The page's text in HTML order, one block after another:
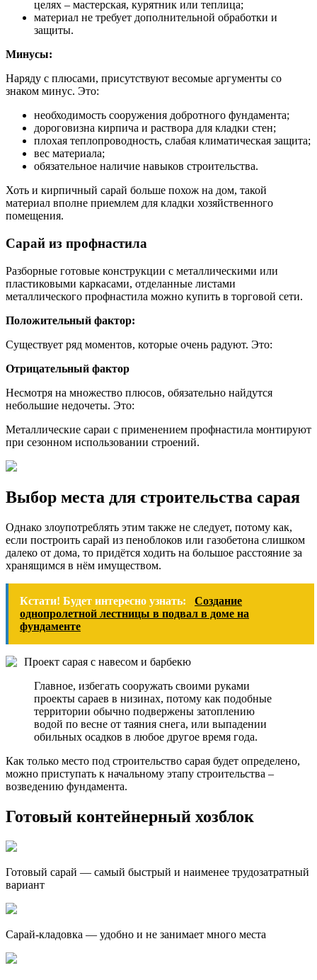
целях – мастерская, курятник или теплица;
материал не требует дополнительной обработки и
защиты.
Минусы:
Наряду с плюсами, присутствуют весомые аргументы со
знаком минус. Это:
необходимость сооружения добротного фундамента;
дороговизна кирпича и раствора для кладки стен;
плохая теплопроводность, слабая климатическая защита;
вес материала;
обязательное наличие навыков строительства.
Хоть и кирпичный сарай больше похож на дом, такой
материал вполне приемлем для кладки хозяйственного
помещения.
Сарай из профнастила
Разборные готовые конструкции с металлическими или
пластиковыми каркасами, отделанные листами
металлического профнастила можно купить в торговой сети.
Положительный фактор:
Существует ряд моментов, которые очень радуют. Это:
Отрицательный фактор
Несмотря на множество плюсов, обязательно найдутся
небольшие недочеты. Это:
Металлические сараи с применением профнастила монтируют
при сезонном использовании строений.
Выбор места для строительства сарая
Однако злоупотреблять этим также не следует, потому как,
если построить сарай из пеноблоков или газобетона слишком
далеко от дома, то придётся ходить на большое расстояние за
хранящимся в нём имуществом.
Кстати! Будет интересно узнать:
Создание
однопролетной лестницы в подвал в доме на
фундаменте
Проект сарая с навесом и барбекю
Главное, избегать сооружать своими руками
проекты сараев в низинах, потому как подобные
территории обычно подвержены затоплению
водой по весне от таяния снега, или выпадении
обильных осадков в любое другое время года.
Как только место под строительство сарая будет определено,
можно приступать к начальному этапу строительства –
возведению фундамента.
Готовый контейнерный хозблок
Готовый сарай — самый быстрый и наименее трудозатратный
вариант
Сарай-кладовка — удобно и не занимает много места